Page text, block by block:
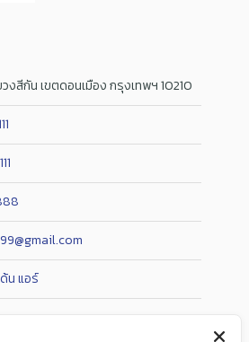
งสีกัน เขตดอนเมือง กรุงเทพฯ 10210
น แอร์